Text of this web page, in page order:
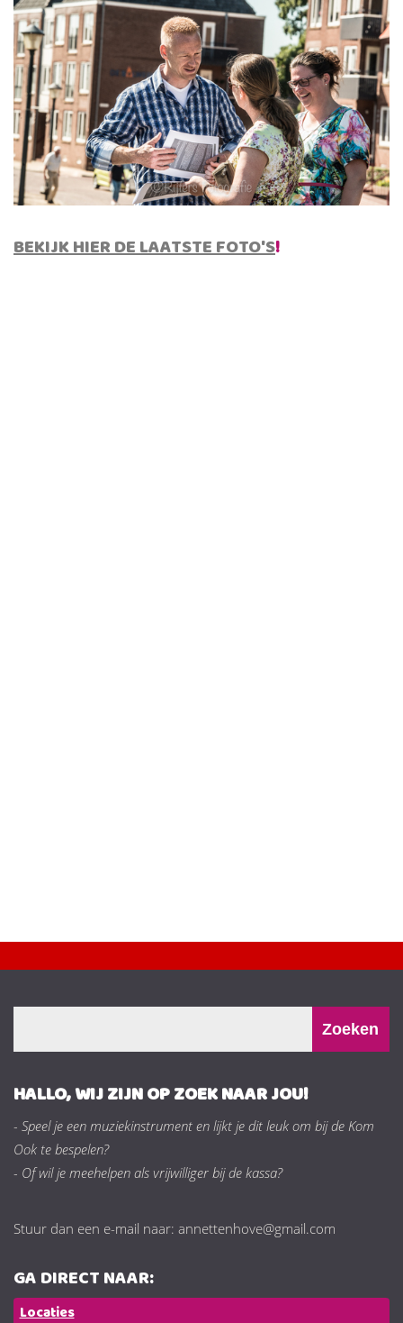
BEKIJKHIERDE LAATSTE FOTO'S!
HALLO, WIJ ZIJN OP ZOEK NAAR JOU!
- Speel je een muziekinstrument en lijkt je dit leuk om bij de Kom
Ook te bespelen?
- Of wil je meehelpen als vrijwilliger bij de kassa?
Stuur dan een e-mail naar: annettenhove@gmail.com
GA DIRECT NAAR:
Locaties